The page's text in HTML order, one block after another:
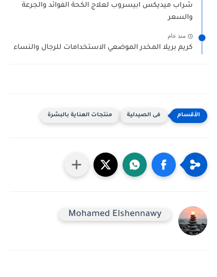
شراب ميديكس ابيسروب لعلاج الكحة الفوائد والجرعة
والسعر
منذ عام
كريم بريلا المخدر الموضعي الاستخدامات للرجال والنساء
فى الصيدلية منتجات العناية بالبشرة
Mohamed Elshennawy